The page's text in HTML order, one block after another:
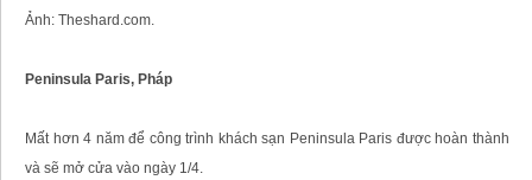
Ảnh: Theshard.com.
Peninsula Paris, Pháp
Mất hơn 4 năm để công trình khách sạn Peninsula Paris được hoàn thành
và sẽ mở cửa vào ngày 1/4.